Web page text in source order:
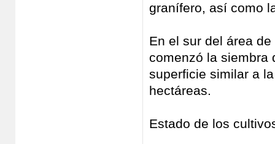
granífero, así como
En el sur del área
comenzó la siembra
superficie similar a
hectáreas.
Estado de los